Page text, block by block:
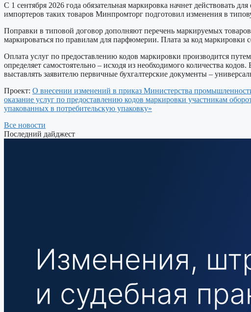
С 1 сентября 2026 года обязательная маркировка начнет действовать
импортеров таких товаров Минпромторг подготовил изменения в
Поправки в типовой договор дополняют перечень маркируемых
маркироваться по правилам для парфюмерии. Плата за код маркировки
Оплата услуг по предоставлению кодов маркировки производится
определяет самостоятельно – исходя из необходимого количества
выставлять заявителю первичные бухгалтерские документы –
Проект: О внесении изменений в приказ Министерства
оказание услуг по предоставлению кодов маркировки участникам
упакованных в потребительскую упаковку»
Все новости
Последний дайджест